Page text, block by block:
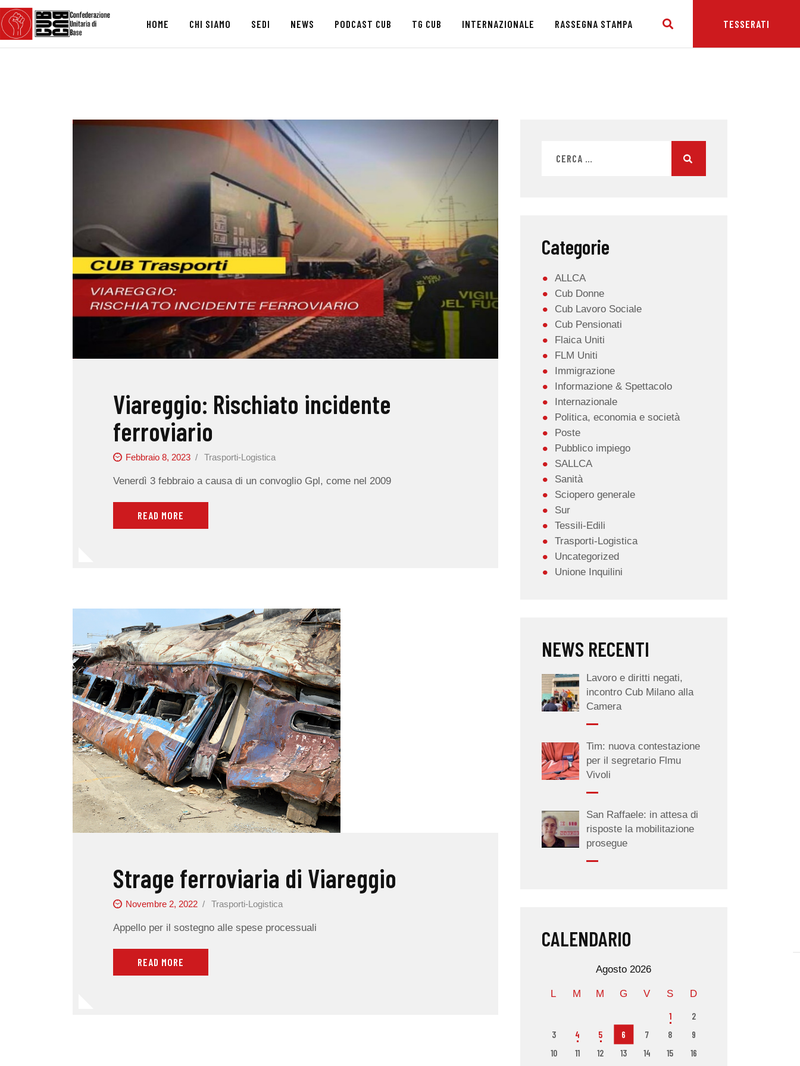
HOME CHI SIAMO SEDI NEWS PODCAST CUB TG CUB INTERNAZIONALE RASSEGNA STAMPA TESSERATI
HOME
CHI SIAMO
NEWS
PODCAST CUB
TG CUB
INTERNAZIONALE
RASSEGNA STAMPA
Viareggio: Rischiato incidente
ferroviario
Febbraio 8, 2023 Trasporti-Logistica
Venerdì 3 febbraio a causa di un convoglio Gpl, come nel 2009
READ MORE
Strage ferroviaria di Viareggio
Novembre 2, 2022 Trasporti-Logistica
Appello per il sostegno alle spese processuali
READ MORE
Categorie
ALLCA
Cub Donne
Cub Lavoro Sociale
Cub Pensionati
Flaica Uniti
FLM Uniti
Immigrazione
Informazione & Spettacolo
Internazionale
Politica, economia e società
Poste
Pubblico impiego
SALLCA
Sanità
Sciopero generale
Sur
Tessili-Edili
Trasporti-Logistica
Uncategorized
Unione Inquilini
NEWS RECENTI
Lavoro e diritti negati,
incontro Cub Milano alla
Camera
Tim: nuova contestazione
per il segretario Flmu
Vivoli
San Raffaele: in attesa di
risposte la mobilitazione
prosegue
CALENDARIO
Agosto 2026
L M M G V S D
1
2
3
4 5 6 7 8
9
10
11 12 13 14 15
16